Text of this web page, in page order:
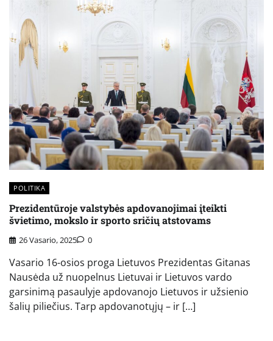
POLITIKA
Prezidentūroje valstybės apdovanojimai įteikti
švietimo, mokslo ir sporto sričių atstovams
26 Vasario, 2025 0
Vasario 16-osios proga Lietuvos Prezidentas Gitanas
Nausėda už nuopelnus Lietuvai ir Lietuvos vardo
garsinimą pasaulyje apdovanojo Lietuvos ir užsienio
šalių piliečius. Tarp apdovanotųjų – ir […]